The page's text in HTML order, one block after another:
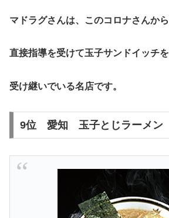
マドラグさんは、このコロナさんから
直接指導を受けて玉子サンドイッチを
受け継いでいる名店です。
9位 愛知 玉子とじラーメン